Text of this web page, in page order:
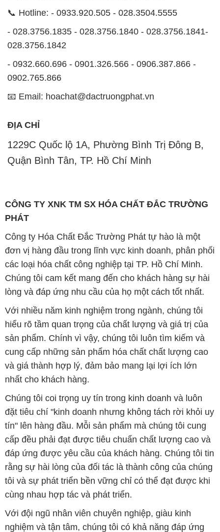
📞 Hotline: - 0933.920.505 - 028.3504.5555
- 028.3756.1835 - 028.3756.1840 - 028.3756.1841-
028.3756.1842
- 0932.660.696 - 0901.326.566 - 0906.387.866 -
0902.765.866
📧 Email: hoachat@dactruongphat.vn
ĐỊA CHỈ
1229C Quốc lộ 1A, Phường Bình Trị Đông B,
Quận Bình Tân, TP. Hồ Chí Minh
CÔNG TY XNK TM SX HÓA CHẤT ĐẮC TRƯỜNG
PHÁT
Công ty Hóa Chất Đắc Trường Phát tự hào là một
đơn vị hàng đầu trong lĩnh vực kinh doanh, phân phối
các loại hóa chất công nghiệp tại TP. Hồ Chí Minh.
Chúng tôi cam kết mang đến cho khách hàng sự hài
lòng và đáp ứng nhu cầu của họ một cách tốt nhất.
Với nhiều năm kinh nghiệm trong ngành, chúng tôi
hiểu rõ tầm quan trọng của chất lượng và giá trị của
sản phẩm. Chính vì vậy, chúng tôi luôn tìm kiếm và
cung cấp những sản phẩm hóa chất chất lượng cao
và giá thành hợp lý, đảm bảo mang lại lợi ích lớn
nhất cho khách hàng.
Chúng tôi coi trọng uy tín trong kinh doanh và luôn
đặt tiêu chí "kinh doanh nhưng không tách rời khỏi uy
tín" lên hàng đầu. Mỗi sản phẩm mà chúng tôi cung
cấp đều phải đạt được tiêu chuẩn chất lượng cao và
đáp ứng được yêu cầu của khách hàng. Chúng tôi tin
rằng sự hài lòng của đối tác là thành công của chúng
tôi và sự phát triển bền vững chỉ có thể đạt được khi
cùng nhau hợp tác và phát triển.
Với đội ngũ nhân viên chuyên nghiệp, giàu kinh
nghiệm và tận tâm, chúng tôi có khả năng đáp ứng